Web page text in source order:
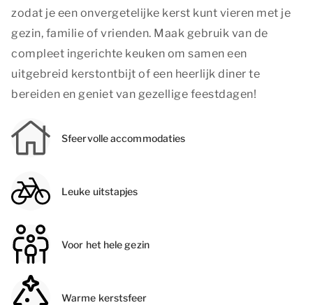
zodat je een onvergetelijke kerst kunt vieren met je
gezin, familie of vrienden. Maak gebruik van de
compleet ingerichte keuken om samen een
uitgebreid kerstontbijt of een heerlijk diner te
bereiden en geniet van gezellige feestdagen!
Sfeervolle accommodaties
Leuke uitstapjes
Voor het hele gezin
Warme kerstsfeer